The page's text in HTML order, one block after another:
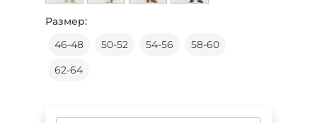
Размер:
46-48
50-52 54-56
58-60
62-64